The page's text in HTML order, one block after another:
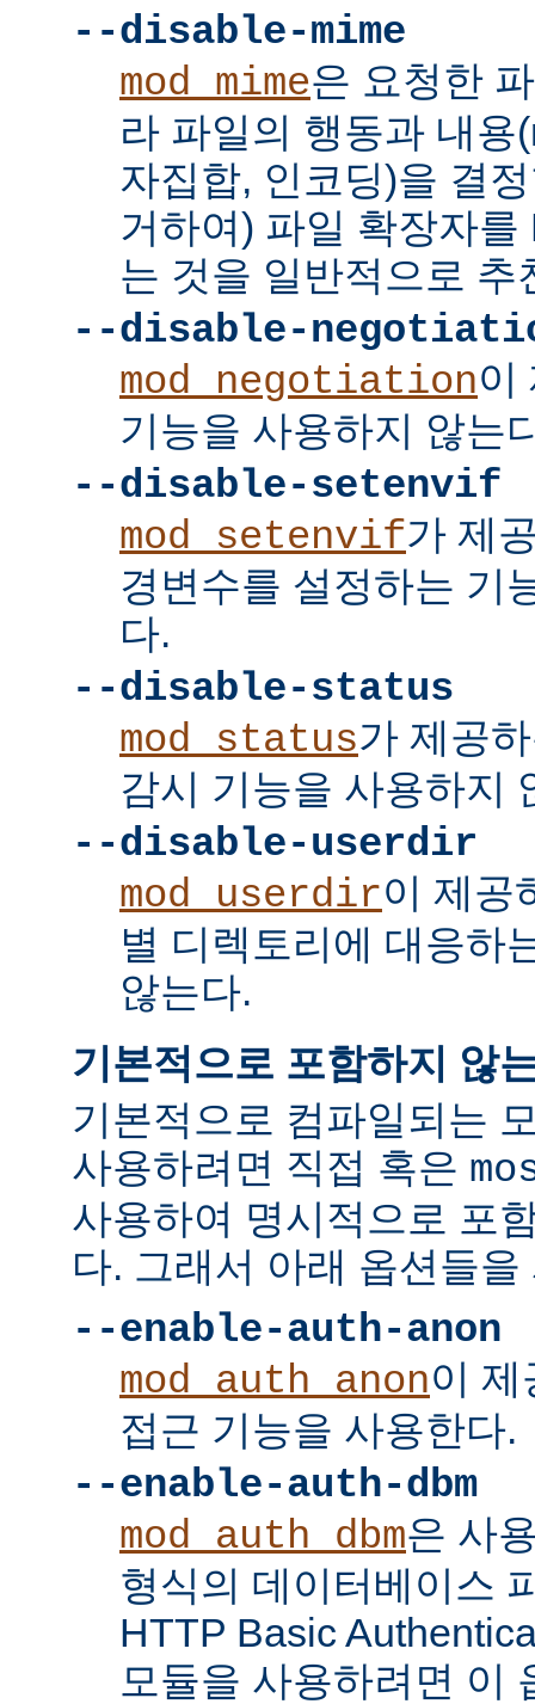
--disable-mime
mod_mime은 요청한
라 파일의 행동과 내용
자집합, 인코딩)을 결
거하여) 파일 확장자
는 것을 일반적으로 추
--disable-
mod_negotiation이
기능을 사용하지 않는
--disable-setenvif
mod_setenvif가 제
경변수를 설정하는 기
다.
--disable-status
mod_status가 제공
감시 기능을 사용하지
--disable-userdir
mod_userdir이 제공
별 디렉토리에 대응하
않는다.
기본적으로 포함하지 않
기본적으로 컴파일되는
사용하려면 직접 혹은
사용하여 명시적으로 포
다. 그래서 아래 옵션들을
--enable-auth-anon
mod_auth_anon이
접근 기능을 사용한다.
--enable-auth-dbm
mod_auth_dbm은 사
형식의 데이터베이스
HTTP Basic
모듈을 사용하려면 이